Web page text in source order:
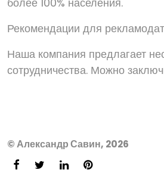
Рекомендации для
Наша компания предлагает
сотрудничества. Можно
© Александр Савин, 2026